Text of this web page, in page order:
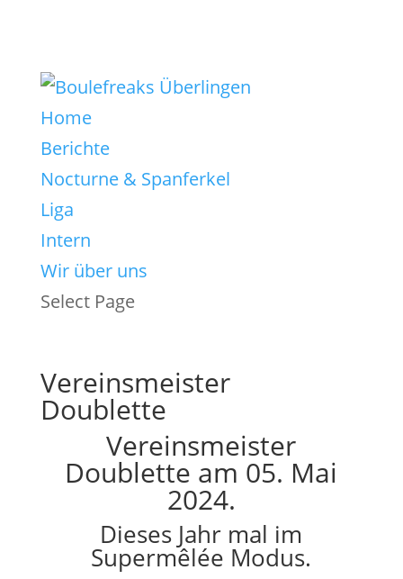
Home
Berichte
Nocturne & Spanferkel
Liga
Intern
Wir über uns
Select Page
Vereinsmeister
Doublette
Vereinsmeister
Doublette am 05. Mai
2024.
Dieses Jahr mal im
Supermêlée Modus.